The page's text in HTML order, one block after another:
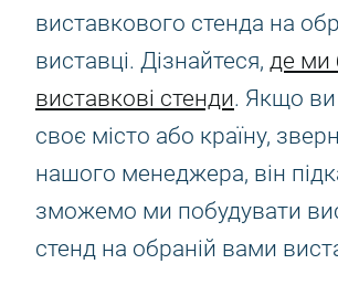
виставкового стенда на
виставці. Дізнайтеся, де ми
виставкові стенди. Якщо
своє місто або країну,
нашого менеджера, він
зможемо ми побудувати
стенд на обраній вами